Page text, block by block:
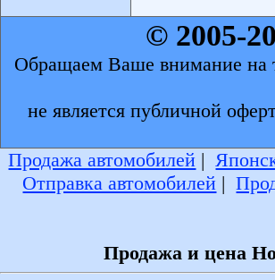
© 2005-
Обращаем Ваше внимание на
не является публичной
Продажа автомобилей |
Отправка автомобилей |
Продажа и цена